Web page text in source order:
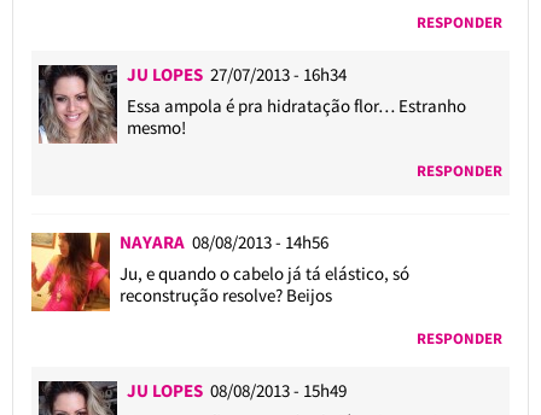
RESPONDER
JU LOPES 27/07/2013 - 16h34
Essa ampola é pra hidratação flor… Estranho
mesmo!
RESPONDER
NAYARA 08/08/2013 - 14h56
Ju, e quando o cabelo já tá elástico, só
reconstrução resolve? Beijos
RESPONDER
JU LOPES 08/08/2013 - 15h49